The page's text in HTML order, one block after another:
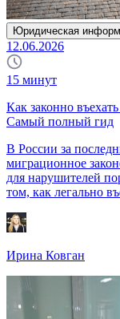
Юридическая
12.06.2026
15 минут
Как законно
Самый полный гид
В России за
миграционное
для нарушителей
том, как легально
Ирина Ковган